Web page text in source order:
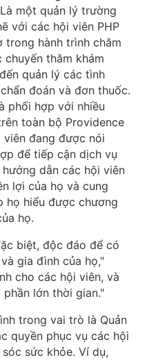
một quản lý trường
với các hội viên PHP
hành trình chăm
thăm khám
quản lý các tình
đoán và đơn thuốc.
phối hợp với nhiều
toàn bộ Providence
viên đang được nói
để tiếp cận dịch vụ
dẫn các hội viên
lợi của họ và cung
họ hiểu được chương
họ.
biệt, độc đáo để có
gia đình của họ,"
cho các hội viên, và
lớn thời gian."
trong vai trò là Quản
quyền phục vụ các hội
sức khỏe. Ví dụ,